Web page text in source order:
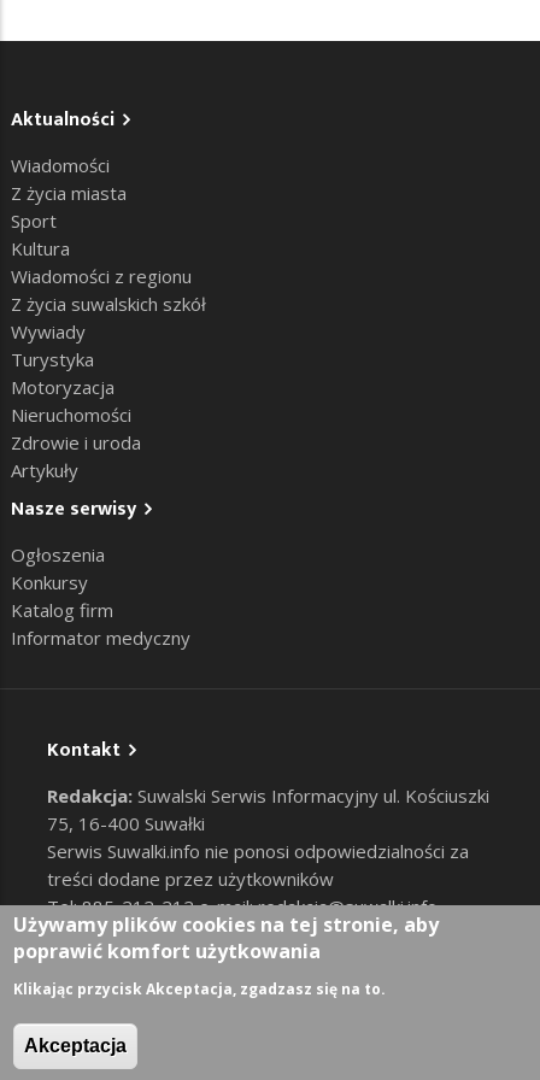
Aktualności
Wiadomości
Z życia miasta
Sport
Kultura
Wiadomości z regionu
Z życia suwalskich szkół
Wywiady
Turystyka
Motoryzacja
Nieruchomości
Zdrowie i uroda
Artykuły
Nasze serwisy
Ogłoszenia
Konkursy
Katalog firm
Informator medyczny
Kontakt
Redakcja: Suwalski Serwis Informacyjny ul. Kościuszki
75, 16-400 Suwałki
Serwis Suwalki.info nie ponosi odpowiedzialności za
treści dodane przez użytkowników
Tel: 885-212-212 e-mail:redakcja@suwalki.info,
reklama@suwalki.info
RODO |Cookies
User account menu
Zaloguj
Używamy plików cookies na tej stronie, aby
poprawić komfort użytkowania
Klikając przycisk Akceptacja, zgadzasz się na to.
Akceptacja